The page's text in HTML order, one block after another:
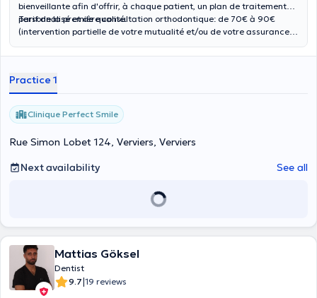
bienveillante afin d'offrir, à chaque patient, un plan de traitement
personnalisé et de qualité.
Tarif de la première consultation orthodontique: de 70€ à 90€
(intervention partielle de votre mutualité et/ou de votre assurance
Practice 1
Clinique Perfect Smile
Rue Simon Lobet 124, Verviers, Verviers
Next availability
See all
Mattias Göksel
Dentist
9.7|19 reviews